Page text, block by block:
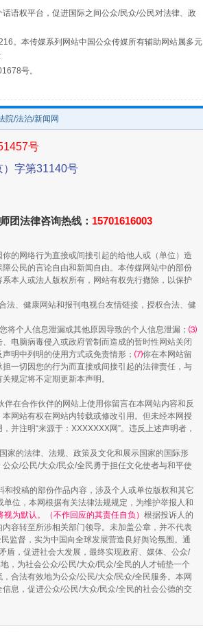
让传统村落焕发生机
山西：不断增强治理腐败综合效能
语权平台，促进国际之间公众/民众/公民对法律、政
。本传媒系列网站中国公众传媒所有辅助网站属多元
号。
院/法治/新闻网
号
）字第31140号
团法律咨询热线： 15701616003
的网络行为直接或间接引起的给他人或（单位）造
公民的言论自由和新闻自由。本传媒网站中的部份
本人或法人版权所有，网站有权先行撤除，以保护
法、健康网站和报刊电视台友情链接，授权合法、健
将个人信息泄漏或其他原因导致的个人信息泄漏； ⑶
电脑病毒侵入或政府管制而造成的暂时性网站关闭
明中列明的使用方式或免责情形； ⑺你在本网站留
一切因您的行为而直接或间接引起的法律责任，与
规定将不定期更新本声明。
在合作伙伴的网站上使用你留言在本网站内容和反
网站有权在网站内转载或修改引用。但未经本网授
并注明“来源于：XXXXXXX网”。违反上述声明者，
家的法律、法规、政策及文化和展示国家的国际形
众/公民/大众/民众/全民勇于担任文化使者与和平使
投稿的部份作品内容，涉及个人或单位版权和其它
位，本网根据有关法律法规规定，为维护举报人和
为默认。（不作回应的其责任自负） 根据投诉人的
容转至所涉相关部门领导。未加盖公章，并不代表
监督，实为中国向全球发展营造良好舆论氛围。通
盾，促进社会大发展，最终实现政府、媒体、公众/
，为社会公众/公民/大众/民众/全民的人才铺垫一个
合法有效地为公众/公民/大众/民众/全民服务。本网
息，促进公众/公民/大众/民众/全民的社会公德的交